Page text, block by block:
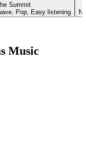
Summit
Pop, Easy listening
Music